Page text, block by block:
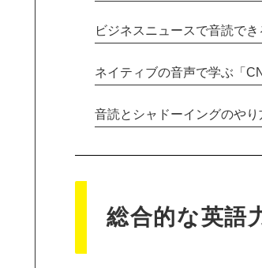
ビジネスニュースで音読でき
ネイティブの音声で学ぶ「
音読とシャドーイングのやり
総合的な英語